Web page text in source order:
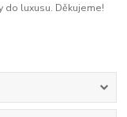
do luxusu. Děkujeme!